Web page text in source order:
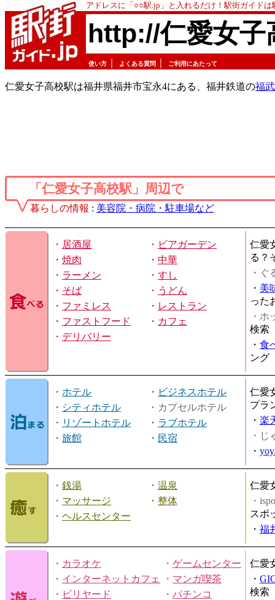
アドレスに「○○駅.jp」と入れるだけ！駅街ガイド
http://仁愛女子
使い方 よくある質問 ご利用にあたって
仁愛女子高校駅は福井県福井市宝永4にある、福井鉄道の福
「仁愛女子高校駅」周辺で
暮らしの情報 : 美容院・病院・駐車場など
・ 居酒屋 ・ ビアガーデン
・ 焼肉 ・ 中華
・ ラーメン ・ すし
・ そば ・ うどん
・ ファミレス ・ レストラン
・ ファストフード ・ カフェ
・ デリバリー
仁愛
る？
・ぐ
・ 美
った
・ホ
検索
・ 食
ング
・ ホテル ・ ビジネスホテル
・ シティホテル
・カプセルホテル
・ リゾートホテル ・ ラブホテル
・ 旅館 ・ 民宿
仁愛
プラ
・ 楽
・じ
・
・ 銭湯 ・ 温泉
・ マッサージ ・ 整体
・ ヘルスセンター
仁愛
・
スポ
・ 福
・ カラオケ ・ ゲームセンター
・ インターネットカフェ ・ マンガ喫茶
・ ビリヤード ・ パチンコ
仁愛
・
検索